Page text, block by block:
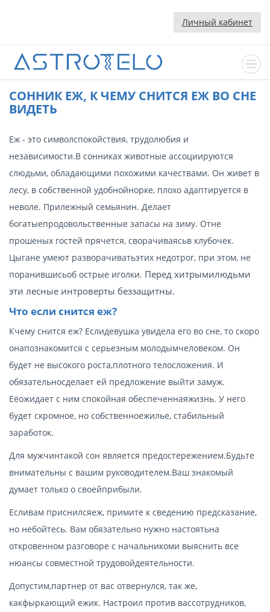
Личный кабинет
CОННИК ЕЖ, К ЧЕМУ СНИТСЯ ЕЖ ВО СНЕ
ВИДЕТЬ
Еж - это символспокойствия, трудолюбия и
независимости.В сонниках животные ассоциируются
слюдьми, обладающими похожими качествами. Он живет в
лесу, в собственной удобнойнорке, плохо адаптируется в
неволе. Прилежный семьянин. Делает
богатыепродовольственные запасы на зиму. Отне
прошеных гостей прячется, сворачиваясьв клубочек.
Цыгане умеют разворачиватьэтих недотрог, при этом, не
поранившисьоб острые иголки. Перед хитрымилюдьми
эти лесные интроверты беззащитны.
Что если снится еж?
Кчему снится еж? Еслидевушка увидела его во сне, то скоро
онапознакомится с серьезным молодымчеловеком. Он
будет не высокого роста,плотного телосложения. И
обязательносделает ей предложение выйти замуж.
Еёожидает с ним спокойная обеспеченнаяжизнь. У него
будет скромное, но собственноежилье, стабильный
заработок.
Для мужчинтакой сон является предостережением.Будьте
внимательны с вашим руководителем.Ваш знакомый
думает только о своейприбыли.
Есливам приснилсяеж, примите к сведению предсказание,
но небойтесь. Вам обязательно нужно настоятьна
откровенном разговоре с начальникоми выяснить все
нюансы совместной трудовойдеятельности.
Допустим,партнер от вас отвернулся, так же,
какфыркающий ежик. Настроил против вассотрудников,